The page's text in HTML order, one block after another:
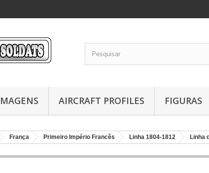
AIRCRAFT PROFILES FIGURAS
França Primeiro Império Francês Linha 1804-1812 Linha